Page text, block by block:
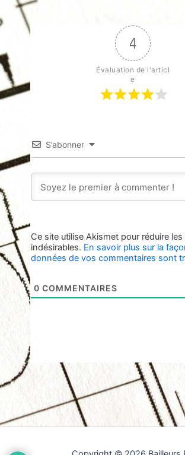
4
Évaluation de l'articl
e
S’abonner
Ce site utilise Akismet pour réduire les
indésirables. En savoir plus sur la
données de vos commentaires sont
0 COMMENTAIRES